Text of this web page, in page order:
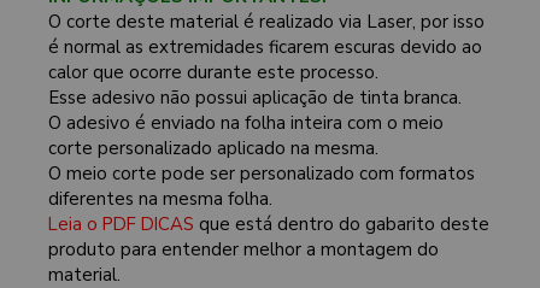
O corte deste material é realizado via Laser, por isso
é normal as extremidades ficarem escuras devido ao
calor que ocorre durante este processo.
Esse adesivo não possui aplicação de tinta branca.
O adesivo é enviado na folha inteira com o meio
corte personalizado aplicado na mesma.
O meio corte pode ser personalizado com formatos
diferentes na mesma folha.
Leia o PDF DICAS que está dentro do gabarito deste
produto para entender melhor a montagem do
material.